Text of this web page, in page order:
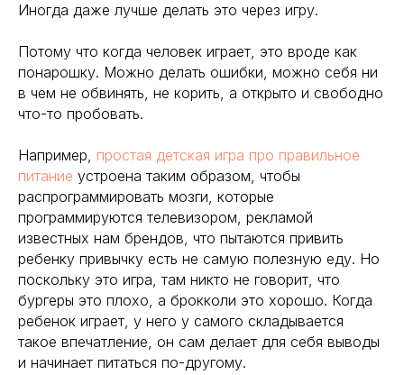
Иногда даже лучше делать это через игру.
Потому что когда человек играет, это вроде как
понарошку. Можно делать ошибки, можно себя ни
в чем не обвинять, не корить, а открыто и свободно
что-то пробовать.
Например, простая детская игра про правильное
питание устроена таким образом, чтобы
распрограммировать мозги, которые
программируются телевизором, рекламой
известных нам брендов, что пытаются привить
ребенку привычку есть не самую полезную еду. Но
поскольку это игра, там никто не говорит, что
бургеры это плохо, а брокколи это хорошо. Когда
ребенок играет, у него у самого складывается
такое впечатление, он сам делает для себя выводы
и начинает питаться по-другому.